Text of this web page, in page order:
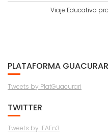
Viaje Educativo
PLATAFORMA
Tweets by PlatGuacurari
TWITTER
Tweets by IEAEn3